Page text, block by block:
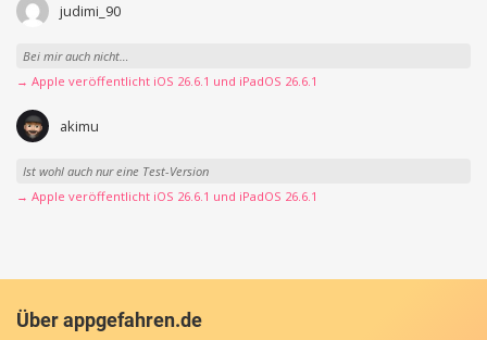
judimi_90
Bei mir auch nicht…
→ Apple veröffentlicht iOS 26.6.1 und iPadOS 26.6.1
akimu
Ist wohl auch nur eine Test-Version
→ Apple veröffentlicht iOS 26.6.1 und iPadOS 26.6.1
Über appgefahren.de